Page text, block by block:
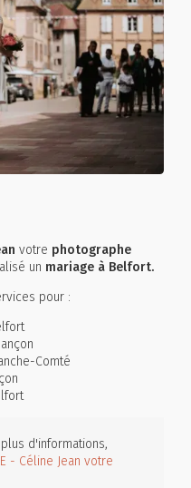
votre photographe
un mariage à Belfort.
pour :
Comté
d'informations,
- Céline Jean votre